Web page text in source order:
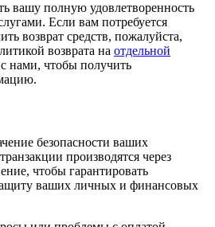
вашу полную удовлетворенность
Если вам потребуется
возврат средств, пожалуйста,
возврата на отдельной
нами, чтобы получить
безопасности ваших
производятся через
чтобы гарантировать
ваших личных и финансовых